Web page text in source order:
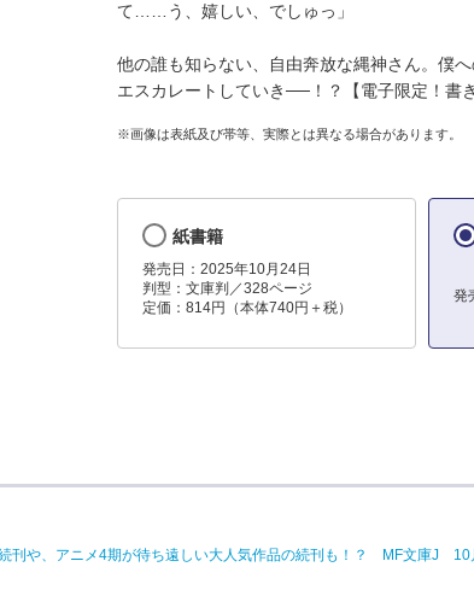
て……う、嬉しい、でしゅっ」
他の誰も知らない、自由奔放な縄神さん。僕
エスカレートしていき──！？【電子限定！書
※画像は表紙及び帯等、実際とは異なる場合があります。
紙書籍
発売日：2025年10月24日
判型：文庫判／328ページ
定価：814円（本体740円＋税）
発
刊や、アニメ4期が待ち遠しい大人気作品の続刊も！？ MF文庫J 10